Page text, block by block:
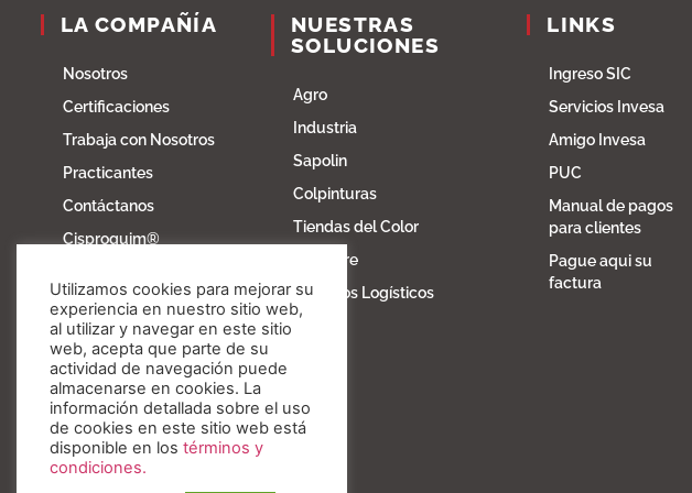
LA COMPAÑÍA
Nosotros
Certificaciones
Trabaja con Nosotros
Practicantes
Contáctanos
Cisproquim®
Blog
Fundación Invesa
Nuestros valores
NUESTRAS
SOLUCIONES
Agro
Industria
Sapolin
Colpinturas
Tiendas del Color
Fibratore
Servicios Logísticos
LINKS
Ingreso SIC
Servicios Invesa
Amigo Invesa
PUC
Manual de pagos
para clientes
Pague aqui su
factura
Utilizamos cookies para mejorar su
experiencia en nuestro sitio web,
al utilizar y navegar en este sitio
web, acepta que parte de su
actividad de navegación puede
almacenarse en cookies. La
información detallada sobre el uso
de cookies en este sitio web está
disponible en los términos y
condiciones.